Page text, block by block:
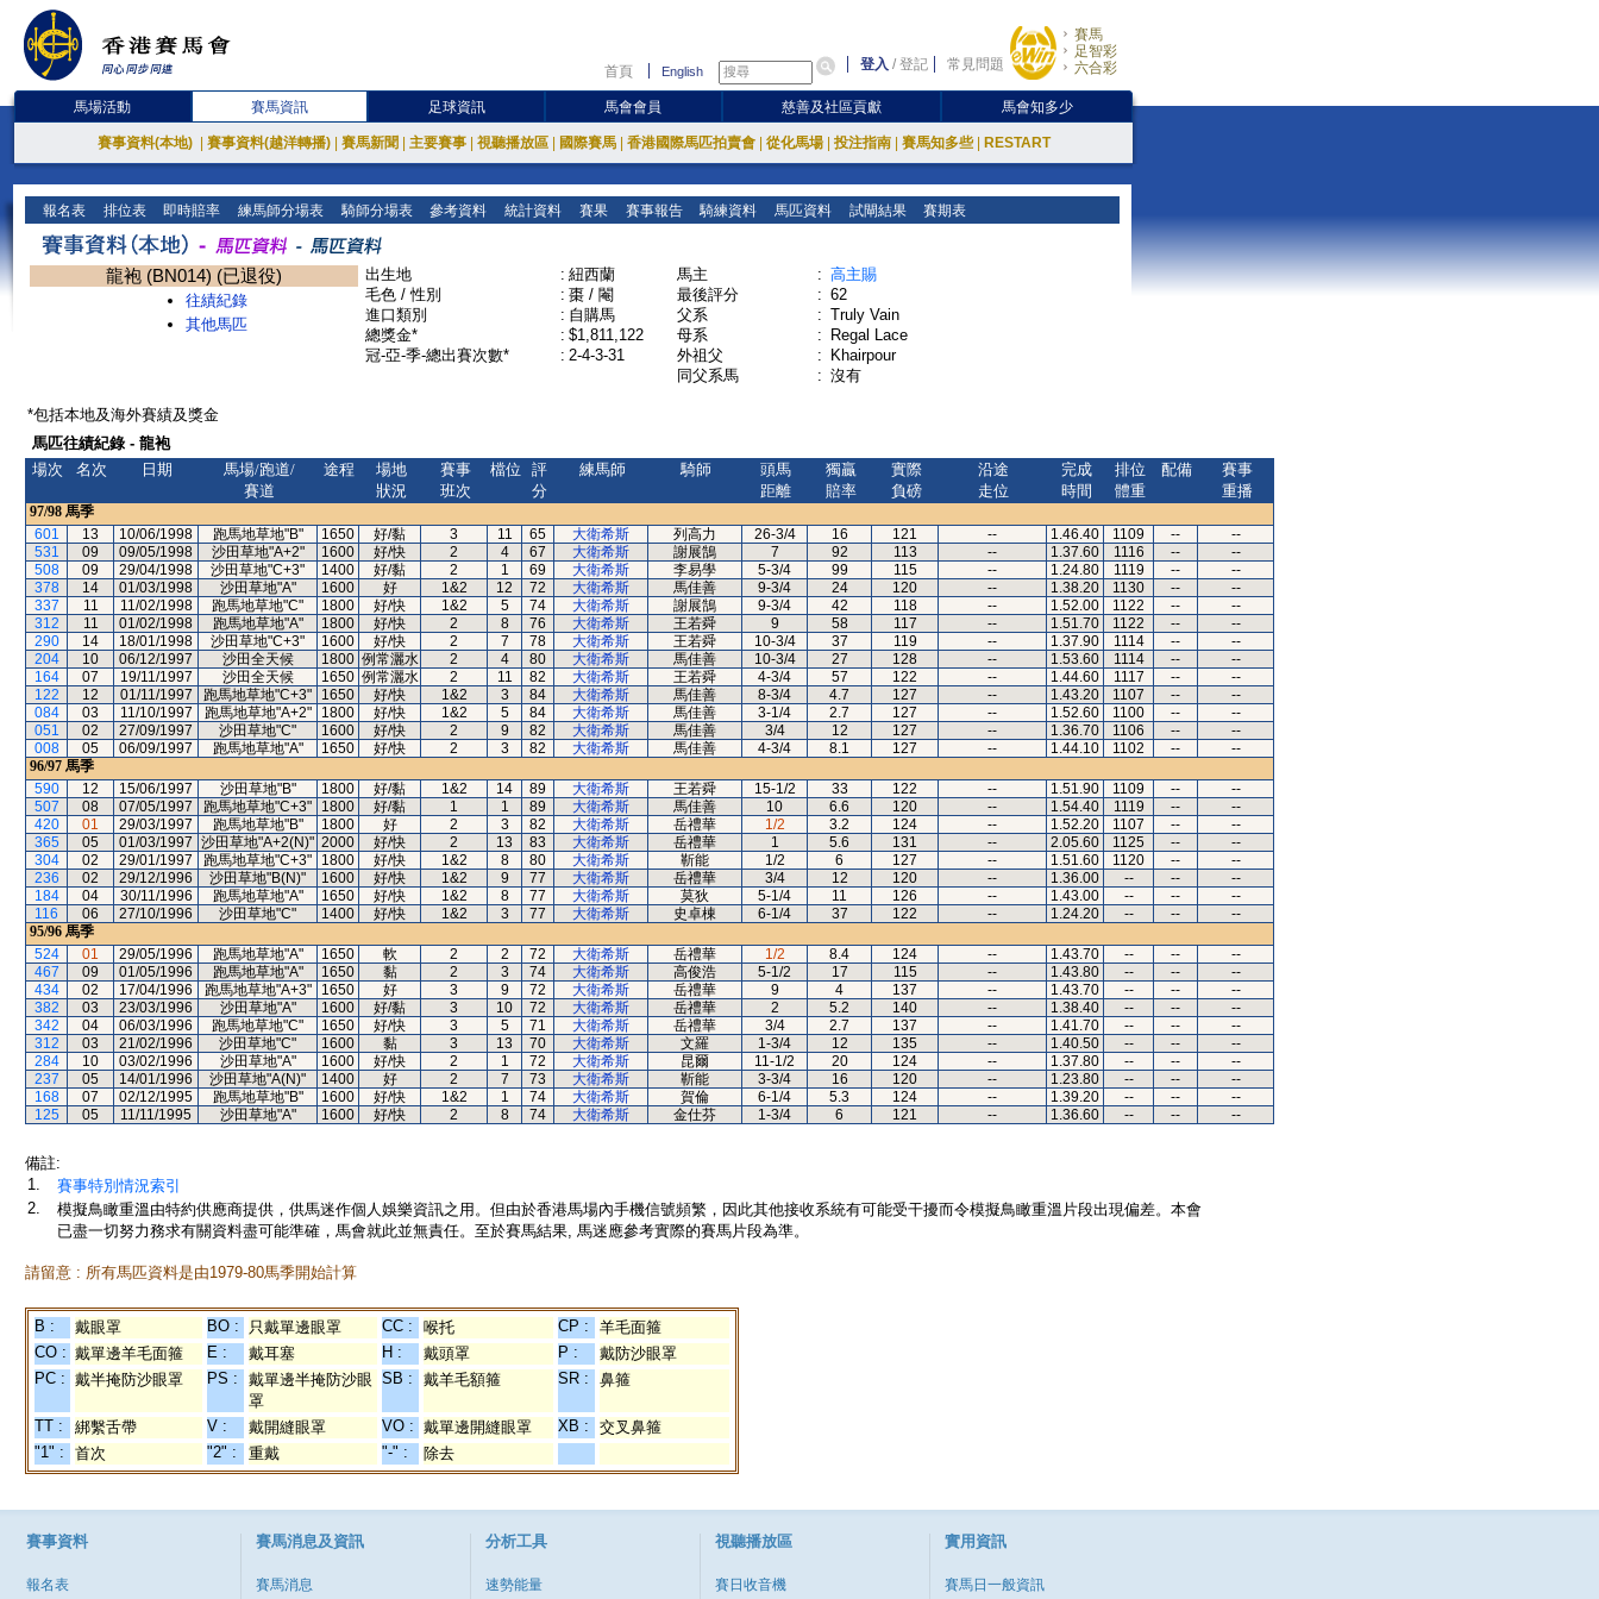
首頁 English 登入 /登記 常見問題
賽馬
足智彩
六合彩
馬場活動 賽馬資訊 足球資訊 馬會會員 慈善及社區貢獻 馬會知多少
賽事資料(本地) 賽事資料(越洋轉播) 賽馬新聞 主要賽事 視聽播放區 國際賽馬 香港國際馬匹拍賣會 從化馬場 投注指南 賽馬知多些 RESTART
報名表 排位表 即時賠率 練馬師分場表 騎師分場表 參考資料 統計資料 賽果 賽事報告 騎練資料 馬匹資料 試閘結果 賽期表
龍袍 (BN014) (已退役)
往績紀錄
其他馬匹
出生地 : 紐西蘭
毛色 / 性別
: 棗 / 閹
進口類別
: 自購馬
總獎金*
: $1,811,122
冠-亞-季-總出賽次數*
: 2-4-3-31
馬主 : 高主賜
最後評分
: 62
父系
: Truly Vain
母系
:
Regal Lace
外祖父
:
Khairpour
同父系馬
: 沒有
*包括本地及海外賽績及獎金
馬匹往績紀錄 - 龍袍
場次
名次 日期
馬場/跑道/
賽道
途程
場地
狀況
賽事
班次
檔位
評
分
練馬師 騎師
頭馬
距離
獨贏
賠率
實際
負磅
沿途
走位
完成
時間
排位
體重
配備
賽事
重播
97/98 馬季
601
13 10/06/1998 跑馬地草地"B" 1650 好/黏 3 11 65 大衛希斯 列高力 26-3/4 16 121 -- 1.46.40 1109 --
--
531
09 09/05/1998 沙田草地"A+2" 1600 好/快 2 4 67 大衛希斯 謝展鵠 7 92 113 -- 1.37.60 1116 --
--
508
09 29/04/1998 沙田草地"C+3" 1400 好/黏 2 1 69 大衛希斯 李易學 5-3/4 99 115 -- 1.24.80 1119 --
--
378
14 01/03/1998 沙田草地"A" 1600 好 1&2 12 72 大衛希斯 馬佳善 9-3/4 24 120 -- 1.38.20 1130 --
--
337
11 11/02/1998 跑馬地草地"C" 1800 好/快 1&2 5 74 大衛希斯 謝展鵠 9-3/4 42 118 -- 1.52.00 1122 --
--
312
11 01/02/1998 跑馬地草地"A" 1800 好/快 2 8 76 大衛希斯 王若舜 9 58 117 -- 1.51.70 1122 --
--
290
14 18/01/1998 沙田草地"C+3" 1600 好/快 2 7 78 大衛希斯 王若舜 10-3/4 37 119 -- 1.37.90 1114 --
--
204
10 06/12/1997 沙田全天候 1800 例常灑水 2 4 80 大衛希斯 馬佳善 10-3/4 27 128 -- 1.53.60 1114 --
--
164
07 19/11/1997 沙田全天候 1650 例常灑水 2 11 82 大衛希斯 王若舜 4-3/4 57 122 -- 1.44.60 1117 --
--
122
12 01/11/1997 跑馬地草地"C+3" 1650 好/快 1&2 3 84 大衛希斯 馬佳善 8-3/4 4.7 127 -- 1.43.20 1107 --
--
084
03 11/10/1997 跑馬地草地"A+2" 1800 好/快 1&2 5 84 大衛希斯 馬佳善 3-1/4 2.7 127 -- 1.52.60 1100 --
--
051
02 27/09/1997 沙田草地"C" 1600 好/快 2 9 82 大衛希斯 馬佳善 3/4 12 127 -- 1.36.70 1106 --
--
008
05 06/09/1997 跑馬地草地"A" 1650 好/快 2 3 82 大衛希斯 馬佳善 4-3/4 8.1 127 -- 1.44.10 1102 --
--
96/97 馬季
590
12 15/06/1997 沙田草地"B" 1800 好/黏 1&2 14 89 大衛希斯 王若舜 15-1/2 33 122 -- 1.51.90 1109 --
--
507
08 07/05/1997 跑馬地草地"C+3" 1800 好/黏 1 1 89 大衛希斯 馬佳善 10 6.6 120 -- 1.54.40 1119 --
--
420
01 29/03/1997 跑馬地草地"B" 1800 好 2 3 82 大衛希斯 岳禮華 1/2 3.2 124 -- 1.52.20 1107 --
--
365
05 01/03/1997 沙田草地"A+2(N)" 2000 好/快 2 13 83 大衛希斯 岳禮華 1 5.6 131 -- 2.05.60 1125 --
--
304
02 29/01/1997 跑馬地草地"C+3" 1800 好/快 1&2 8 80 大衛希斯 靳能 1/2 6 127 -- 1.51.60 1120 --
--
236
02 29/12/1996 沙田草地"B(N)" 1600 好/快 1&2 9 77 大衛希斯 岳禮華 3/4 12 120 -- 1.36.00 -- --
--
184
04 30/11/1996 跑馬地草地"A" 1650 好/快 1&2 8 77 大衛希斯 莫狄 5-1/4 11 126 -- 1.43.00 -- --
--
116
06 27/10/1996 沙田草地"C" 1400 好/快 1&2 3 77 大衛希斯 史卓棟 6-1/4 37 122 -- 1.24.20 -- --
--
95/96 馬季
524
01 29/05/1996 跑馬地草地"A" 1650 軟 2 2 72 大衛希斯 岳禮華 1/2 8.4 124 -- 1.43.70 -- --
--
467
09 01/05/1996 跑馬地草地"A" 1650 黏 2 3 74 大衛希斯 高俊浩 5-1/2 17 115 -- 1.43.80 -- --
--
434
02 17/04/1996 跑馬地草地"A+3" 1650 好 3 9 72 大衛希斯 岳禮華 9 4 137 -- 1.43.70 -- --
--
382
03 23/03/1996 沙田草地"A" 1600 好/黏 3 10 72 大衛希斯 岳禮華 2 5.2 140 -- 1.38.40 -- --
--
342
04 06/03/1996 跑馬地草地"C" 1650 好/快 3 5 71 大衛希斯 岳禮華 3/4 2.7 137 -- 1.41.70 -- --
--
312
03 21/02/1996 沙田草地"C" 1600 黏 3 13 70 大衛希斯 文羅 1-3/4 12 135 -- 1.40.50 -- --
--
284
10 03/02/1996 沙田草地"A" 1600 好/快 2 1 72 大衛希斯 昆爾 11-1/2 20 124 -- 1.37.80 -- --
--
237
05 14/01/1996 沙田草地"A(N)" 1400 好 2 7 73 大衛希斯 靳能 3-3/4 16 120 -- 1.23.80 -- --
--
168
07 02/12/1995 跑馬地草地"B" 1600 好/快 1&2 1 74 大衛希斯 賀倫 6-1/4 5.3 124 -- 1.39.20 -- --
--
125
05 11/11/1995 沙田草地"A" 1600 好/快 2 8 74 大衛希斯 金仕芬 1-3/4 6 121 -- 1.36.60 -- -- --
備註:
1.
賽事特別情況索引
2.
模擬鳥瞰重溫由特約供應商提供，供馬迷作個人娛樂資訊之用。但由於香港馬場內手機信號頻繁，因此其他接收系統有可能受干擾而令模擬鳥瞰重溫片段出現偏差。本會
已盡一切努力務求有關資料盡可能準確，馬會就此並無責任。至於賽馬結果, 馬迷應參考實際的賽馬片段為準。
請留意 : 所有馬匹資料是由1979-80馬季開始計算
B : 戴眼罩 BO : 只戴單邊眼罩 CC : 喉托 CP :
羊毛面箍
CO : 戴單邊羊毛面箍 E : 戴耳塞 H : 戴頭罩 P :
戴防沙眼罩
PC : 戴半掩防沙眼罩 PS :
戴單邊半掩防沙眼
罩
SB : 戴羊毛額箍 SR : 鼻箍
TT : 綁繫舌帶 V : 戴開縫眼罩 VO : 戴單邊開縫眼罩 XB :
交叉鼻箍
"1" :
首次 "2" : 重戴 "-" : 除去
賽事資料
報名表
賽馬消息及資訊
賽馬消息
分析工具
速勢能量
視聽播放區
賽日收音機
實用資訊
賽馬日一般資訊